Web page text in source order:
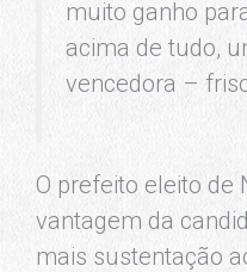
muito ganho
acima de tudo,
vencedora –
O prefeito eleito de
vantagem da
mais sustentação